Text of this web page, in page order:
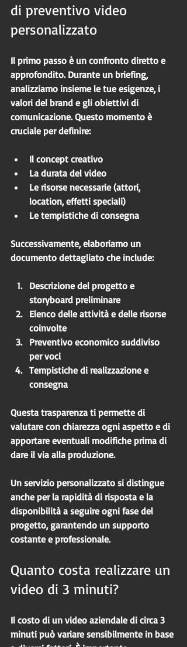
di preventivo video
personalizzato
Il primo passo è un confronto diretto e
approfondito. Durante un briefing,
analizziamo insieme le tue esigenze, i
valori del brand e gli obiettivi di
comunicazione. Questo momento è
cruciale per definire:
Il concept creativo
La durata del video
Le risorse necessarie (attori,
location, effetti speciali)
Le tempistiche di consegna
Successivamente, elaboriamo un
documento dettagliato che include:
Descrizione del progetto e
storyboard preliminare
Elenco delle attività e delle risorse
coinvolte
Preventivo economico suddiviso
per voci
Tempistiche di realizzazione e
consegna
Questa trasparenza ti permette di
valutare con chiarezza ogni aspetto e di
apportare eventuali modifiche prima di
dare il via alla produzione.
Un servizio personalizzato si distingue
anche per la rapidità di risposta e la
disponibilità a seguire ogni fase del
progetto, garantendo un supporto
costante e professionale.
Quanto costa realizzare un
video di 3 minuti?
Il costo di un video aziendale di circa 3
minuti può variare sensibilmente in base